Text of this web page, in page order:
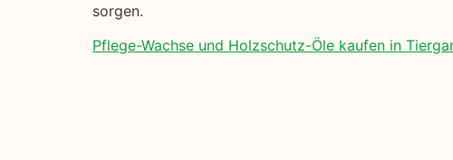
sorgen.
Pflege-Wachse und Holzschutz-Öle kaufen in